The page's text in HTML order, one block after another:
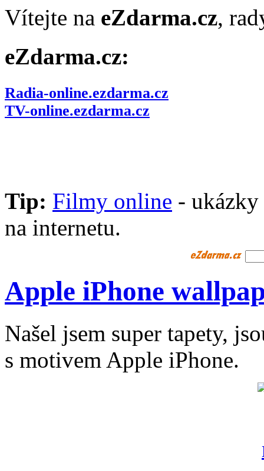
Vítejte na eZdarma.cz,
eZdarma.cz:
Radia-online.ezdarma.cz
TV-online.ezdarma.cz
Tip: Filmy online -
na internetu.
Apple iPhone
Našel jsem super tapety,
s motivem Apple iPhone.